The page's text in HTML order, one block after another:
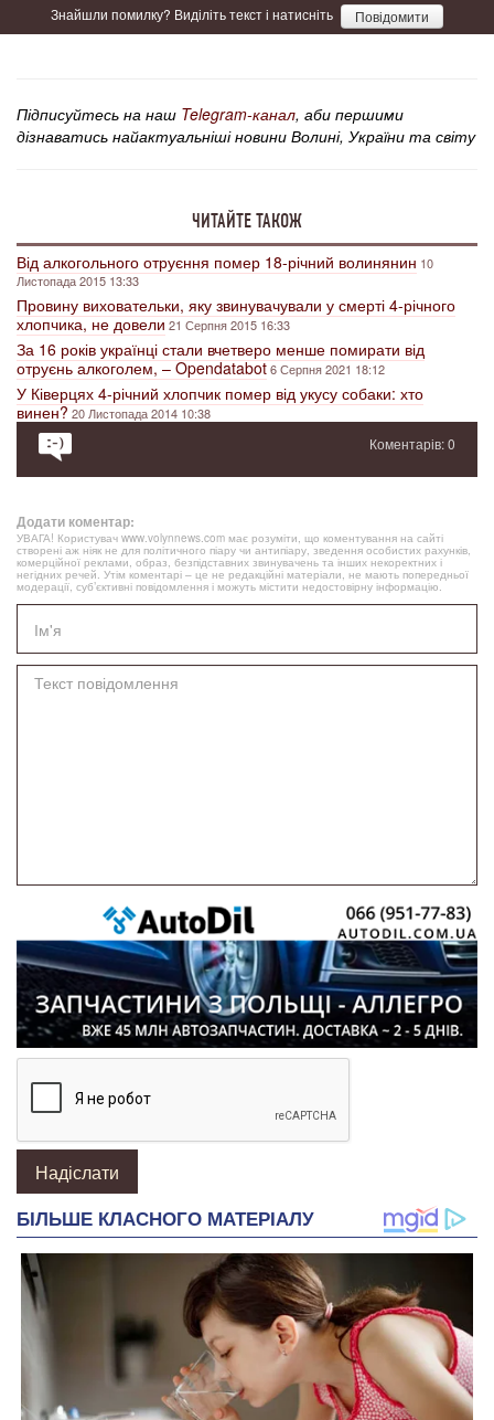
Знайшли помилку? Виділіть текст і натисніть Повідомити
Підписуйтесь на наш Telegram-канал, аби першими
дізнаватись найактуальніші новини Волині, України та світу
ЧИТАЙТЕ ТАКОЖ
Від алкогольного отруєння помер 18-річний волинянин 10
Листопада 2015 13:33
Провину виховательки, яку звинувачували у смерті 4-річного
хлопчика, не довели21 Серпня 2015 16:33
За 16 років українці стали вчетверо менше помирати від
отруєнь алкоголем, – Opendatabot6 Серпня 2021 18:12
У Ківерцях 4-річний хлопчик помер від укусу собаки: хто
винен?20 Листопада 2014 10:38
Коментарів: 0
Додати коментар:
УВАГА! Користувач www.volynnews.com має розуміти, що коментування на сайті
створені аж ніяк не для політичного піару чи антипіару, зведення особистих рахунків,
комерційної реклами, образ, безпідставних звинувачень та інших некоректних і
негідних речей. Утім коментарі – це не редакційні матеріали, не мають попередньої
модерації, суб’єктивні повідомлення і можуть містити недостовірну інформацію.